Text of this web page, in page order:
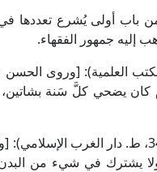
باب أولى يُشرع تعددها
إليه جمهور الفقهاء.
في "المحيط البرهاني" (6/ 101، ط. دار الكتب
كان يضحي كلَّ سَنة
وقال الإمام ابن رشد الجد المالكي في "البيان والتحصيل" (3/
يشترك في شيء من